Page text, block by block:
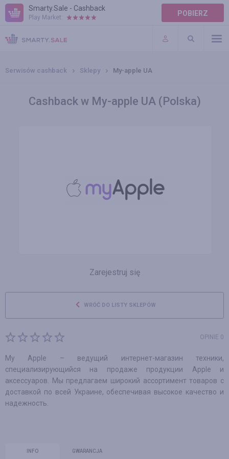
Smarty.Sale - Cashback
Play Market: POBIERZ
POMOC
WARUNKI
Serwisów cashback Sklepy My-apple UA
Cashback w My-apple UA (Polska)
Zarejestruj się
WRÓĆ DO LISTY SKLEPÓW
OPINIE 0
My Apple – ведущий интернет-магазин техники,
специализирующийся на продаже продукции Apple и
аксессуаров. Мы предлагаем широкий ассортимент товаров с
доставкой по всей Украине, обеспечивая высокое качество и
надежность.
INFO GWARANCJA